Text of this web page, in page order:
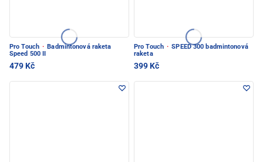
Pro Touch · Badmintonová raketa
Speed 500 II
479 Kč
Pro Touch · SPEED 300 badmintonová
raketa
399 Kč